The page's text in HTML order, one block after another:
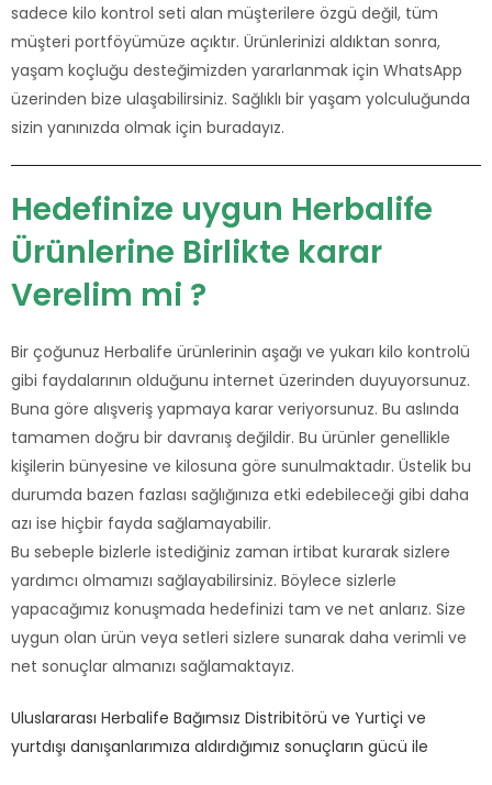
sadece kilo kontrol seti alan müşterilere özgü değil, tüm
müşteri portföyümüze açıktır. Ürünlerinizi aldıktan sonra,
yaşam koçluğu desteğimizden yararlanmak için WhatsApp
üzerinden bize ulaşabilirsiniz. Sağlıklı bir yaşam yolculuğunda
sizin yanınızda olmak için buradayız.
Hedefinize uygun Herbalife
Ürünlerine Birlikte karar
Verelim mi ?
Bir çoğunuz Herbalife ürünlerinin aşağı ve yukarı kilo kontrolü
gibi faydalarının olduğunu internet üzerinden duyuyorsunuz.
Buna göre alışveriş yapmaya karar veriyorsunuz. Bu aslında
tamamen doğru bir davranış değildir. Bu ürünler genellikle
kişilerin bünyesine ve kilosuna göre sunulmaktadır. Üstelik bu
durumda bazen fazlası sağlığınıza etki edebileceği gibi daha
azı ise hiçbir fayda sağlamayabilir.
Bu sebeple bizlerle istediğiniz zaman irtibat kurarak sizlere
yardımcı olmamızı sağlayabilirsiniz. Böylece sizlerle
yapacağımız konuşmada hedefinizi tam ve net anlarız. Size
uygun olan ürün veya setleri sizlere sunarak daha verimli ve
net sonuçlar almanızı sağlamaktayız.
Uluslararası Herbalife Bağımsız Distribitörü ve Yurtiçi ve
yurtdışı danışanlarımıza aldırdığımız sonuçların gücü ile